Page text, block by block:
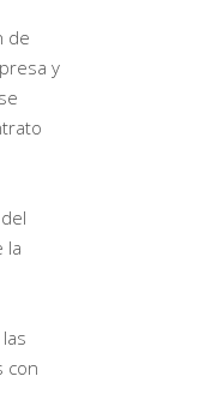
de
y
la
con